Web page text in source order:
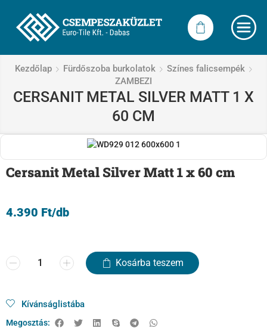
Kezdőlap Fürdőszoba burkolatok
Színes falicsempék
ZAMBEZI
CERSANIT METAL SILVER MATT 1 X
60 CM
Cersanit Metal Silver Matt 1 x 60 cm
4.390 Ft/db
Kosárba teszem
Kívánságlistába
Megosztás: